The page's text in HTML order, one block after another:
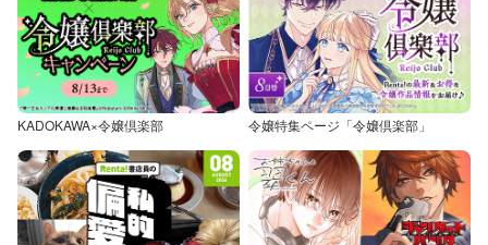
KADOKAWA×令嬢倶楽部 令嬢特集ページ「令嬢倶楽部」